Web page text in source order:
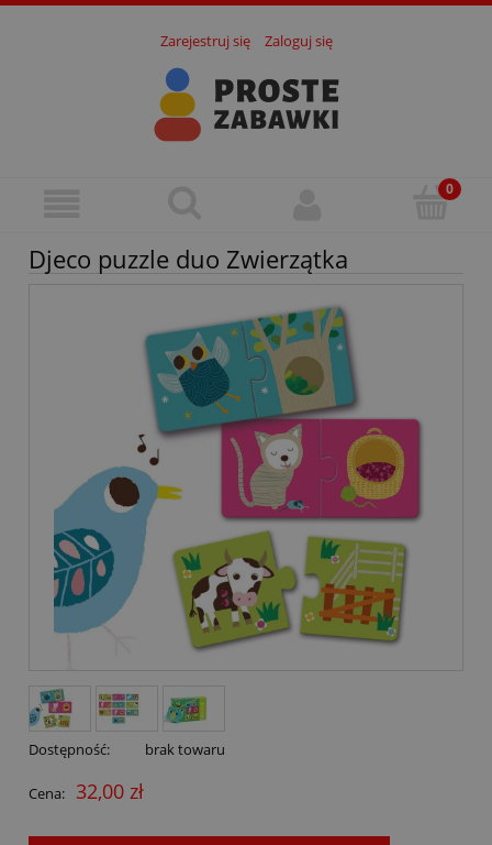
Zarejestruj się Zaloguj się
Djeco puzzle duo Zwierzątka
Dostępność: brak towaru
Cena: 32,00 zł